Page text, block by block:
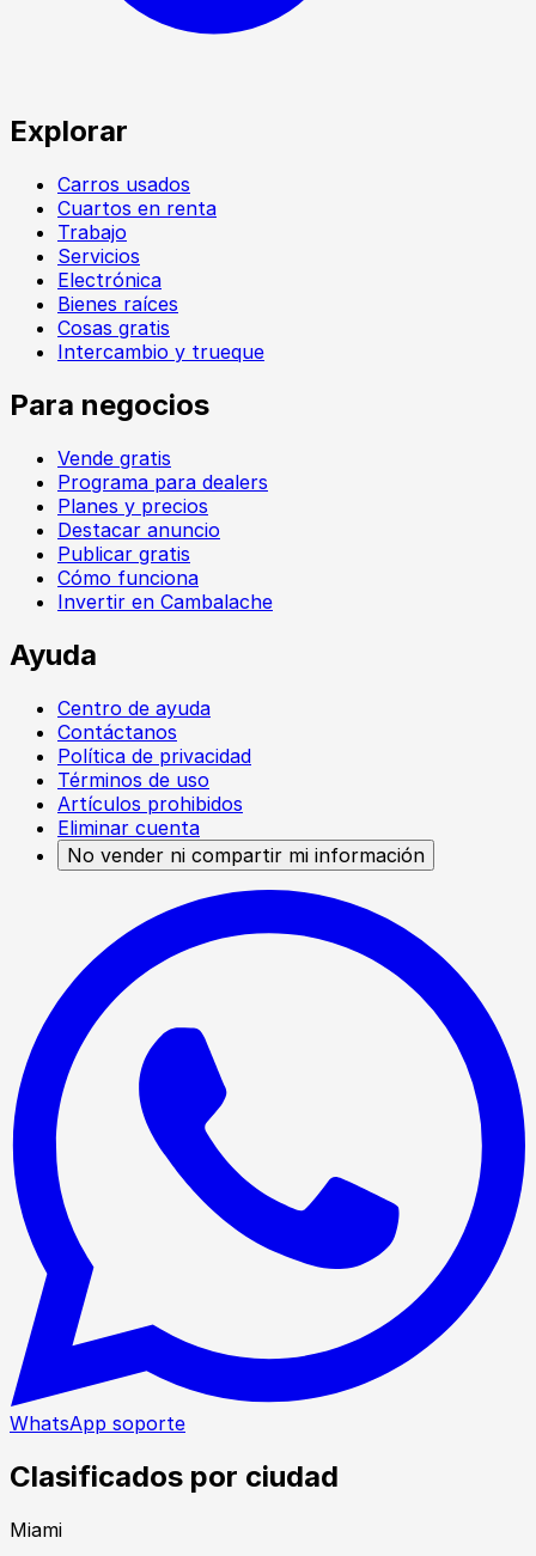
Explorar
Carros usados
Cuartos en renta
Trabajo
Servicios
Electrónica
Bienes raíces
Cosas gratis
Intercambio y trueque
Para negocios
Vende gratis
Programa para dealers
Planes y precios
Destacar anuncio
Publicar gratis
Cómo funciona
Invertir en Cambalache
Ayuda
Centro de ayuda
Contáctanos
Política de privacidad
Términos de uso
Artículos prohibidos
Eliminar cuenta
No vender ni compartir mi información
WhatsApp soporte
Clasificados por ciudad
Miami